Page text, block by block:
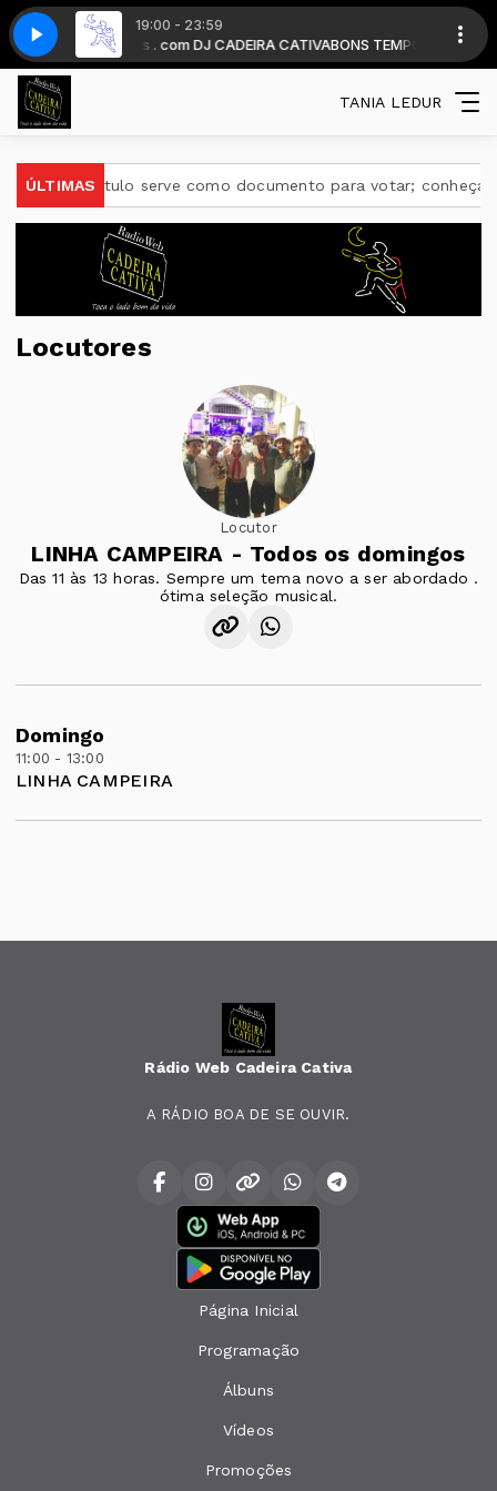
19:00 - 23:59
partir das 19 horas . com DJ CADEIRA CATIVABONS TEMPOS
- You Made It Right 26 BA COUNTRYThe Ozark Mountains
TANIA LEDUR
ÚLTIMASE-Título serve como documento para votar; conheça
Locutores
Locutor
LINHA CAMPEIRA - Todos os domingos
Das 11 às 13 horas. Sempre um tema novo a ser abordado .
ótima seleção musical.
Domingo
11:00 - 13:00
LINHA CAMPEIRA
Rádio Web Cadeira Cativa
A RÁDIO BOA DE SE OUVIR.
Página Inicial
Programação
Álbuns
Vídeos
Promoções